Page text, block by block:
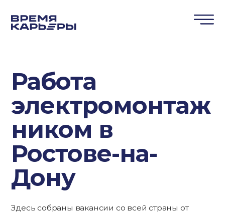
Работа
электромонтаж
ником в
Ростове-на-
Дону
Здесь собраны вакансии со всей страны от